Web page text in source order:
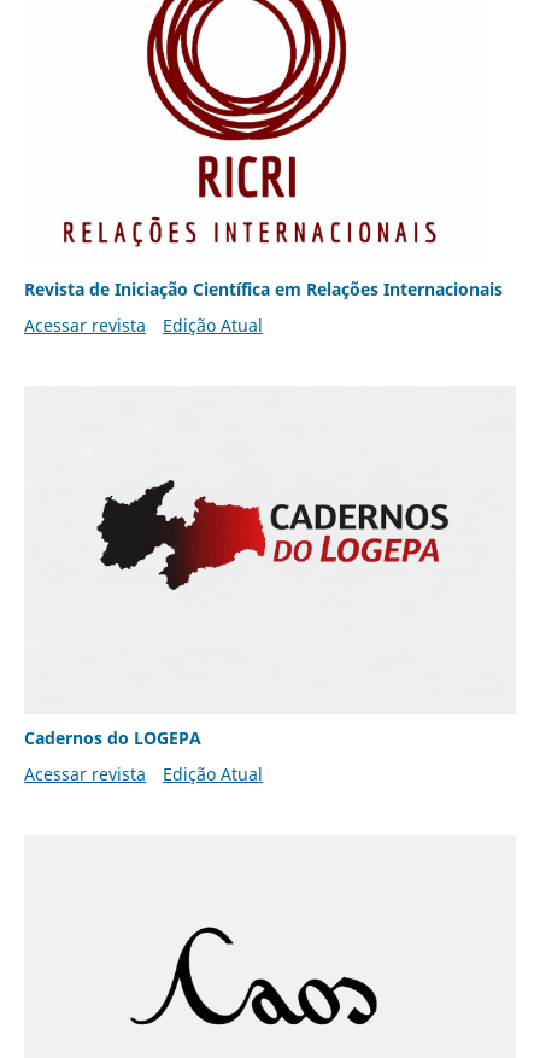
Revista de Iniciação Científica em Relações Internacionais
Acessar revista
Edição Atual
Cadernos do LOGEPA
Acessar revista
Edição Atual